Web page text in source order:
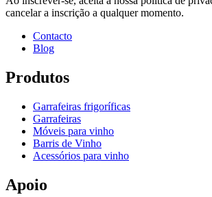
cancelar a inscrição a qualquer momento.
Contacto
Blog
Produtos
Garrafeiras frigoríficas
Garrafeiras
Móveis para vinho
Barris de Vinho
Acessórios para vinho
Apoio